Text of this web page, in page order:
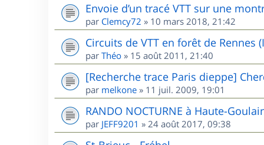
Envoie d’un tracé VTT sur une
par Clemcy72 » 10 mars 2018, 21:42
Circuits de VTT en forêt de Rennes
par Théo » 15 août 2011, 21:40
[Recherche trace Paris dieppe]
par melkone » 11 juil. 2009, 19:01
RANDO NOCTURNE à Haute-
par JEFF9201 » 24 août 2017, 09:38